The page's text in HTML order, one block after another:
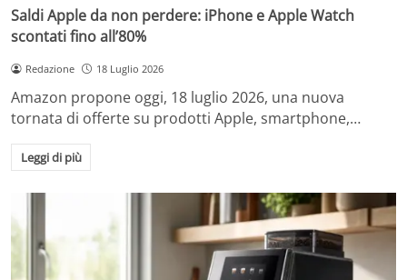
Saldi Apple da non perdere: iPhone e Apple Watch
scontati fino all’80%
Redazione 18 Luglio 2026
Amazon propone oggi, 18 luglio 2026, una nuova
tornata di offerte su prodotti Apple, smartphone,…
Leggi di più